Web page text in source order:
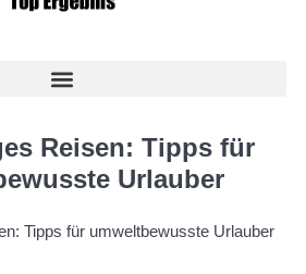
Reisen: Tipps für
Urlauber